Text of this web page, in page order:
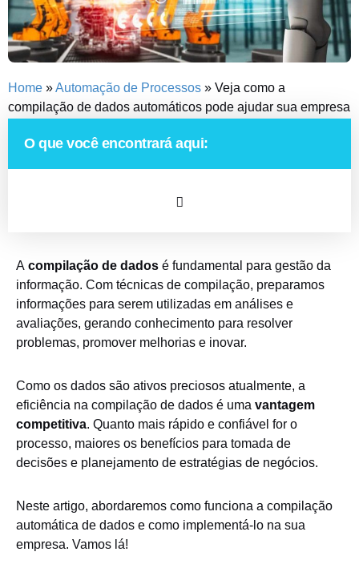
Home »Automação de Processos » Veja como a
compilação de dados automáticos pode ajudar sua empresa
O que você encontrará aqui:
A compilação de dados é fundamental para gestão da
informação. Com técnicas de compilação, preparamos
informações para serem utilizadas em análises e
avaliações, gerando conhecimento para resolver
problemas, promover melhorias e inovar.
Como os dados são ativos preciosos atualmente, a
eficiência na compilação de dados é uma vantagem
competitiva. Quanto mais rápido e confiável for o
processo, maiores os benefícios para tomada de
decisões e planejamento de estratégias de negócios.
Neste artigo, abordaremos como funciona a compilação
automática de dados e como implementá-lo na sua
empresa. Vamos lá!